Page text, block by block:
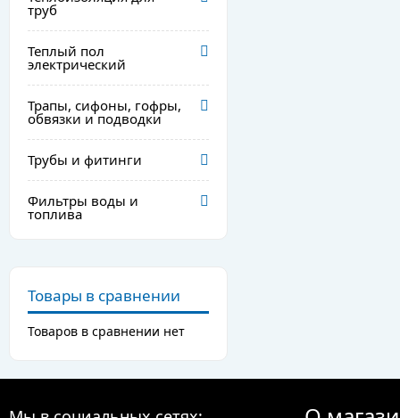
труб
Теплый пол
электрический
Трапы, сифоны, гофры,
обвязки и подводки
Трубы и фитинги
Фильтры воды и
топлива
Товары в сравнении
Товаров в сравнении нет